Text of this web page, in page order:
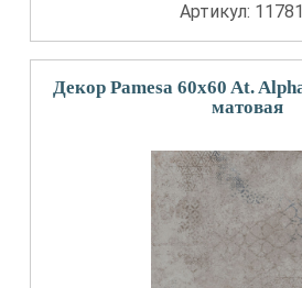
Артикул:
Декор Pamesa 60x60 At.
матовая